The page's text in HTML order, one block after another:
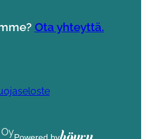
Ota yhteyttä.